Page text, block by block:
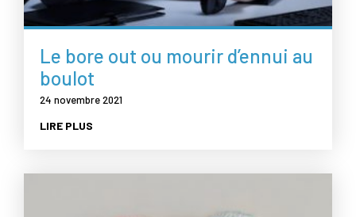
Le bore out ou mourir d’ennui au
boulot
24 novembre 2021
LIRE PLUS